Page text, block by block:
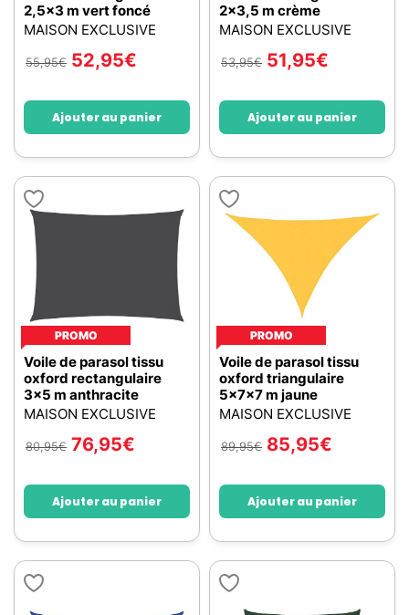
2,5x3 m vert foncé
MAISON EXCLUSIVE
55,95€ 52,95€
Ajouter au panier
2x3,5 m crème
MAISON EXCLUSIVE
53,95€ 51,95€
Ajouter au panier
PROMO
Voile de parasol tissu
oxford rectangulaire
3x5 m anthracite
MAISON EXCLUSIVE
80,95€ 76,95€
Ajouter au panier
PROMO
Voile de parasol tissu
oxford triangulaire
5x7x7 m jaune
MAISON EXCLUSIVE
89,95€ 85,95€
Ajouter au panier